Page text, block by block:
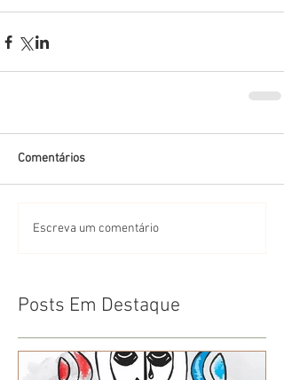
Comentários
Escreva um comentário
Posts Em Destaque